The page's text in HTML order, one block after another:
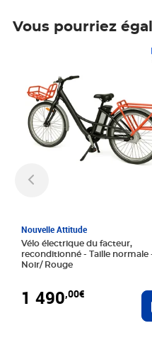
Vous pourriez
Nouvelle Attitude
Vélo électrique du facteur,
reconditionné - Taille normale -
Noir/ Rouge
1 490,00€